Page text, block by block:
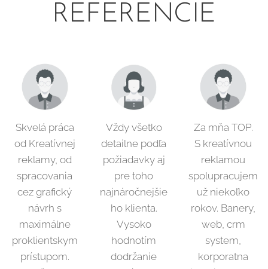
REFERENCIE
Skvelá práca
od Kreatívnej
reklamy, od
spracovania
cez grafický
návrh s
maximálne
proklientskym
prístupom.
Vždy všetko
detailne podľa
požiadavky aj
pre toho
najnáročnejšie
ho klienta.
Vysoko
hodnotím
dodržanie
Za mňa TOP.
S kreatívnou
reklamou
spolupracujem
už niekoľko
rokov. Banery,
web, crm
system,
korporatna